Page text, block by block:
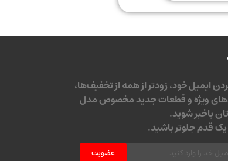
ایمیل خود، زودتر از همه از تخفیف‌ها،
ویژه و قطعات جدید مخصوص مدل
باخبر شوید.
قدم جلوتر باشید.
عضویت